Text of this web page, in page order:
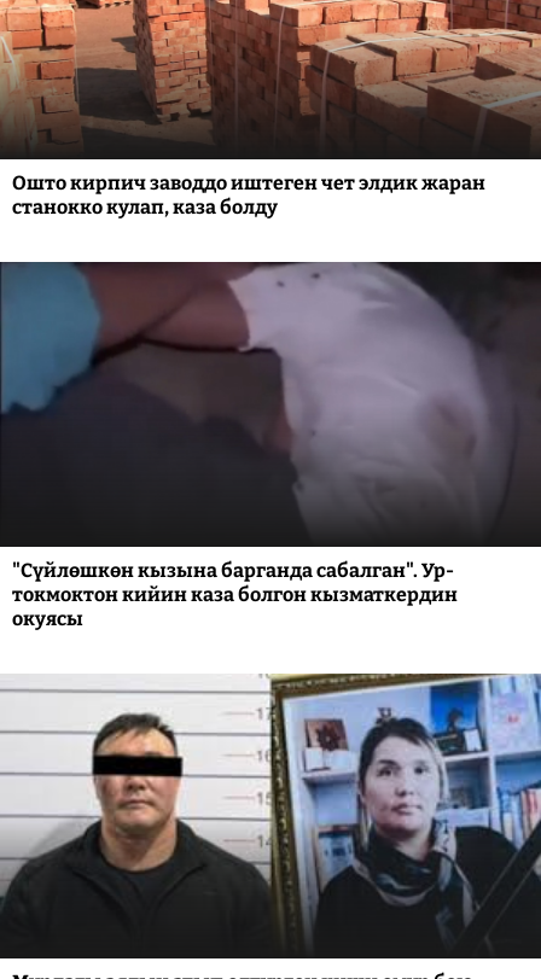
Ошто кирпич заводдо иштеген чет элдик жаран
станокко кулап, каза болду
"Сүйлөшкөн кызына барганда сабалган". Ур-
токмоктон кийин каза болгон кызматкердин
окуясы